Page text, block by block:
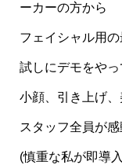
ーカーの方から
フェイシャル用
試しにデモをやっ
小顔、引き上げ、
スタッフ全員が感
(慎重な私が即導